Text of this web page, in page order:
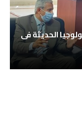
الحديثة فى